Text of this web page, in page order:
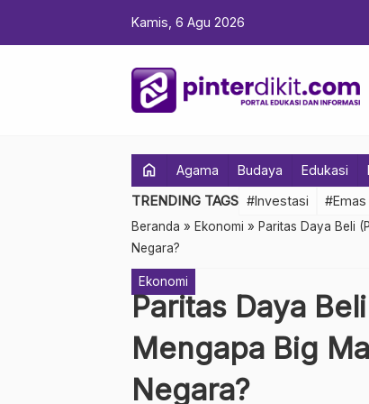
Kamis, 6 Agu 2026
home Agama Budaya Edukasi
TRENDING TAGS #Investasi #Emas
Beranda » Ekonomi » Paritas Daya Beli
Negara?
Ekonomi
Paritas Daya
Mengapa Big
Negara?